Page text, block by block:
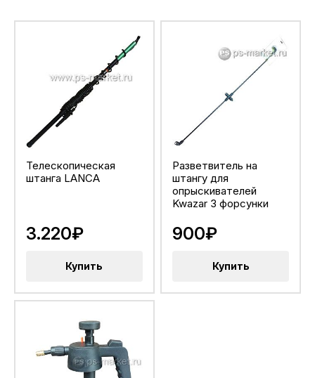
Телескопическая
штанга LANCA
3.220₽
Купить
Разветвитель на
штангу для
опрыскивателей
Kwazar 3 форсунки
900₽
Купить